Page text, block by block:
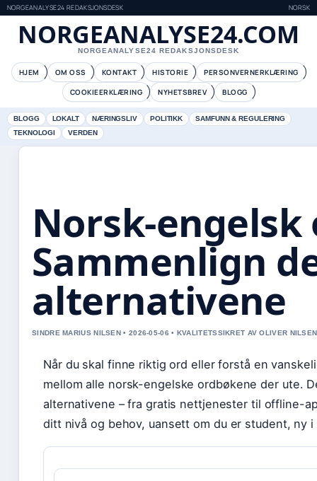
NORGEANALYSE24 REDAKSJONSDESK NORSK
NORGEANALYSE24.COM
NORGEANALYSE24 REDAKSJONSDESK
HJEM OM OSS KONTAKT HISTORIE
PERSONVERNERKLÆRING
COOKIEERKLÆRING
NYHETSBREV BLOGG
BLOGG LOKALT NÆRINGSLIV POLITIKK
SAMFUNN & REGULERING
TEKNOLOGI
VERDEN
Norsk-engelsk
Sammenlign
alternativene
SINDRE MARIUS NILSEN • 2026-05-06 • KVALITETSSIKRET AV OLIVER NILSEN
Når du skal finne riktig ord eller forstå en
mellom alle norsk-engelske ordbøkene der ute.
alternativene – fra gratis nettjenester til offline-
ditt nivå og behov, uansett om du er student, ny